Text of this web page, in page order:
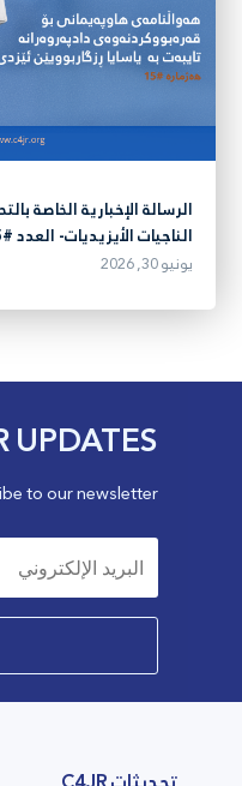
الرسالة الإخبارية الخاصة
الناجيات الأيزيديات- العدد #15
يونيو 30, 2026
UPDATES
to our newsletter